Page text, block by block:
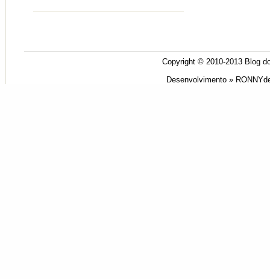
Copyright © 2010-2013 Blog
Desenvolvimento »